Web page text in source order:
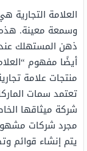
العلامة التجارية
وسمعة معينة. هذه
ذهن المستهلك
أيضًا مفهوم
منتجات علامة
تعتمد سمات
شركة ميثاقها
مجرد شركات
يتم إنشاء قوائم